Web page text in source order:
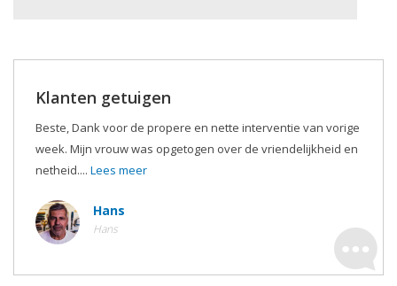
Klanten getuigen
Beste, Dank voor de propere en nette interventie van vorige
week. Mijn vrouw was opgetogen over de vriendelijkheid en
netheid.... Lees meer
Hans
Hans